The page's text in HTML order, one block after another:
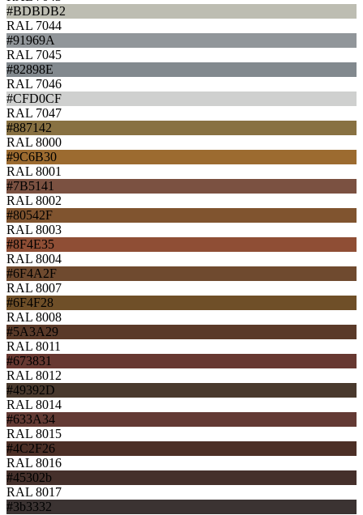
#BDBDB2
RAL 7044
#91969A
RAL 7045
#82898E
RAL 7046
#CFD0CF
RAL 7047
#887142
RAL 8000
#9C6B30
RAL 8001
#7B5141
RAL 8002
#80542F
RAL 8003
#8F4E35
RAL 8004
#6F4A2F
RAL 8007
#6F4F28
RAL 8008
#5A3A29
RAL 8011
#673831
RAL 8012
#49392D
RAL 8014
#633A34
RAL 8015
#4C2F26
RAL 8016
#45302b
RAL 8017
#3b3332